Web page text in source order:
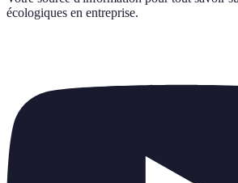
écologiques en entreprise.